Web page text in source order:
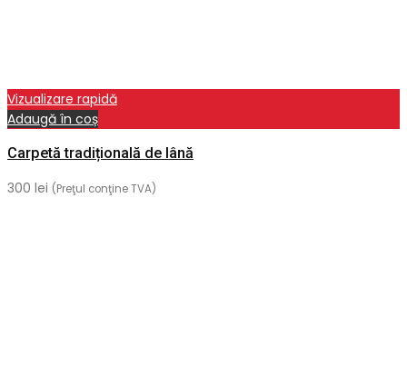
Vizualizare rapidă
Adaugă în coș
Carpetă tradițională de lână
300 lei (Preţul conţine TVA)